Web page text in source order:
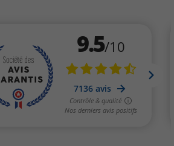
(11 avis)